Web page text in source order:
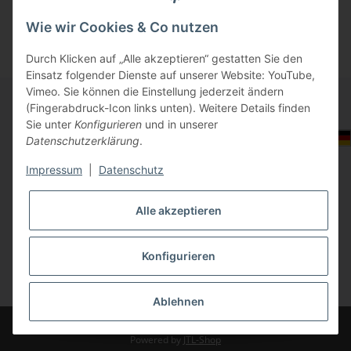
Informationen
Gesetzliche Informationen
* Alle Preise inkl. gesetzlicher USt., zzgl.Versand
Please log in at your account to see the correct price
Powered by JTL-Shop
Wie wir Cookies & Co nutzen
Durch Klicken auf „Alle akzeptieren“ gestatten Sie den
Einsatz folgender Dienste auf unserer Website: YouTube,
Vimeo. Sie können die Einstellung jederzeit ändern
(Fingerabdruck-Icon links unten). Weitere Details finden
Sie unter Konfigurieren und in unserer
Datenschutzerklärung.
Impressum Datenschutz
Alle akzeptieren
Konfigurieren
Ablehnen